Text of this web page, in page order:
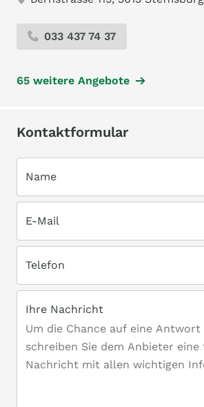
033 437 74 37
65 weitere Angebote
Kontaktformular
Name
E-Mail
Telefon
Ihre Nachricht